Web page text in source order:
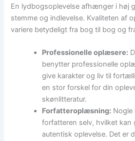
En lydbogsoplevelse afhænger i høj
stemme og indlevelse. Kvaliteten af
variere betydeligt fra bog til bog og
Professionelle oplæsere:
benytter professionelle
give karakter og liv til
en stor forskel for din
skønlitteratur.
Forfatteroplæsning:
forfatteren selv, hvilket kan
autentisk oplevelse. Det er